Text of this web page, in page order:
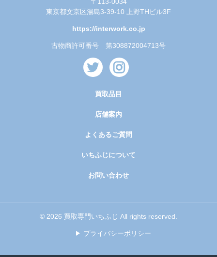
〒113-0034
東京都文京区湯島3-39-10 上野THビル3F
https://interwork.co.jp
古物商許可番号 第308872004713号
買取品目
店舗案内
よくあるご質問
いちふじについて
お問い合わせ
© 2026 買取専門いちふじ All rights reserved.
プライバシーポリシー